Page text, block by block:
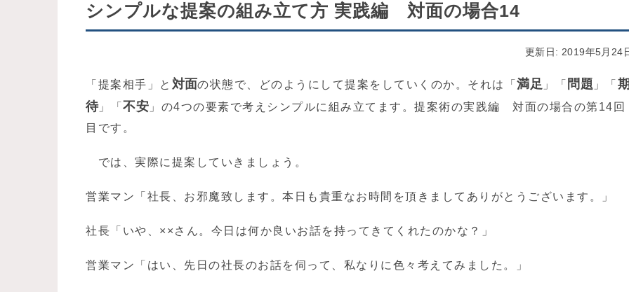
シンプルな提案の組み立て方 実践編 対面の場合14
更新日: 2019年5月24
「提案相手」と 対面の状態で、どのようにして提案をしていくのか。それは「満足 」「 問題 」「
待」「不安 」の4つの要素で考えシンプルに組み立てます。提案術の実践編 対面の場合の第14回
目です。
では、実際に提案していきましょう。
営業マン「社長、お邪魔致します。本日も貴重なお時間を頂きましてありがとうございます。」
社長「いや、××さん。今日は何か良いお話を持ってきてくれたのかな？」
営業マン「はい、先日の社長のお話を伺って、私なりに色々考えてみました。」